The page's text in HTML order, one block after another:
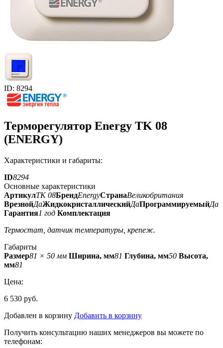
ID: 8294
Терморегулятор Energy TK 08
(ENERGY)
Характеристики и габариты:
ID8294
Основные характеристики
АртикулTK 08БрендEnergyСтранаВеликобритания
ВрезнойДаЖидкокристаллическийДаПрограммируемыйДа
Гарантия1 год Комплектация
Термостат, датчик температуры, крепеж.
Габариты
Размер81 × 50 мм Ширина, мм81 Глубина, мм50 Высота,
мм81
Цена:
6 530 руб.
Добавлен в корзину Добавить в корзину
Получить консультацию наших менеджеров вы можете по
телефонам: